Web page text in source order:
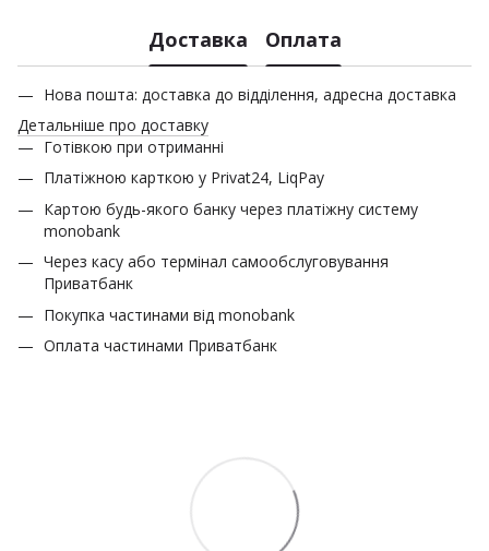
Доставка Оплата
Нова пошта: доставка до відділення, адресна доставка
Детальніше про доставку
Готівкою при отриманні
Платіжною карткою у Privat24, LiqPay
Картою будь-якого банку через платіжну систему
monobank
Через касу або термінал самообслуговування
Приватбанк
Покупка частинами від monobank
Оплата частинами Приватбанк